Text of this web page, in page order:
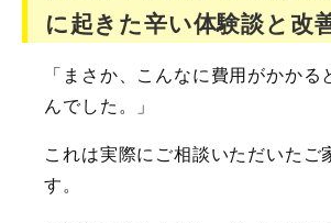
に起きた辛い体験談と改
「まさか、こんなに費用がかかる
んでした。」
これは実際にご相談いただいたご
す。